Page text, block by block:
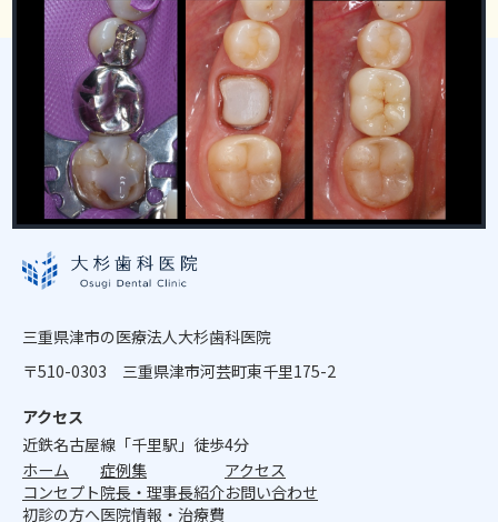
三重県津市の医療法人大杉歯科医院
〒510-0303 三重県津市河芸町東千里175-2
アクセス
近鉄名古屋線「千里駅」徒歩4分
ホーム
コンセプト
初診の方へ
症例集
院長・理事長紹介
医院情報・治療費
アクセス
お問い合わせ